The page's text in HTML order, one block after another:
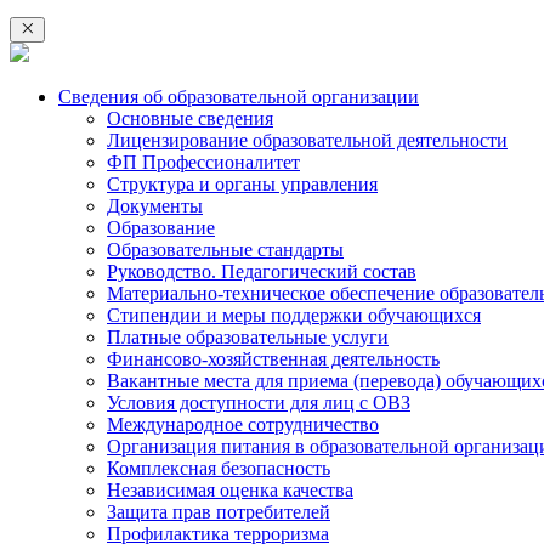
Сведения об образовательной организации
Основные сведения
Лицензирование образовательной деятельности
ФП Профессионалитет
Структура и органы управления
Документы
Образование
Образовательные стандарты
Руководство. Педагогический состав
Материально-техническое обеспечение
Стипендии и меры поддержки обучающихся
Платные образовательные услуги
Финансово-хозяйственная деятельность
Вакантные места для приема (перевода)
Условия доступности для лиц с ОВЗ
Международное сотрудничество
Организация питания в образовательной
Комплексная безопасность
Независимая оценка качества
Защита прав потребителей
Профилактика терроризма